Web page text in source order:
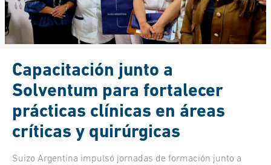
Capacitación junto a
Solventum para fortalecer
prácticas clínicas en áreas
críticas y quirúrgicas
Suizo Argentina impulsó jornadas de formación junto a